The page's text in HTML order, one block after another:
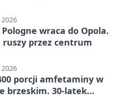
wraca do Opola.
ruszy przez centrum
porcji amfetaminy w
brzeskim. 30-latek